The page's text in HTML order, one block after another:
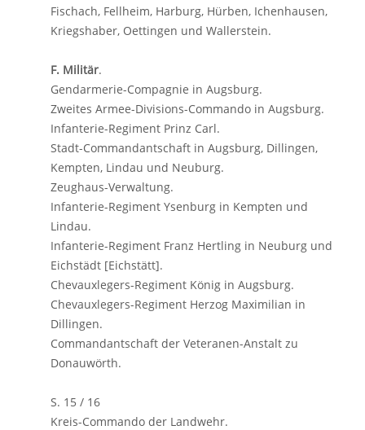
Fischach, Fellheim, Harburg, Hürben, Ichenhausen,
Kriegshaber, Oettingen und Wallerstein.
F. Militär.
Gendarmerie-Compagnie in Augsburg.
Zweites Armee-Divisions-Commando in Augsburg.
Infanterie-Regiment Prinz Carl.
Stadt-Commandantschaft in Augsburg, Dillingen,
Kempten, Lindau und Neuburg.
Zeughaus-Verwaltung.
Infanterie-Regiment Ysenburg in Kempten und
Lindau.
Infanterie-Regiment Franz Hertling in Neuburg und
Eichstädt [Eichstätt].
Chevauxlegers-Regiment König in Augsburg.
Chevauxlegers-Regiment Herzog Maximilian in
Dillingen.
Commandantschaft der Veteranen-Anstalt zu
Donauwörth.
S. 15 / 16
Kreis-Commando der Landwehr.